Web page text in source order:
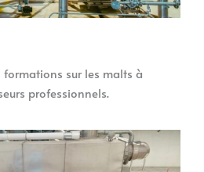
sur les malts à
professionnels.